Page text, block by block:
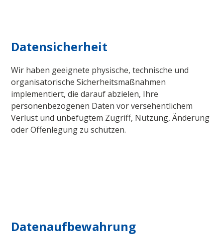
Datensicherheit
Wir haben geeignete physische, technische und
organisatorische Sicherheitsmaßnahmen
implementiert, die darauf abzielen, Ihre
personenbezogenen Daten vor versehentlichem
Verlust und unbefugtem Zugriff, Nutzung, Änderung
oder Offenlegung zu schützen.
Datenaufbewahrung